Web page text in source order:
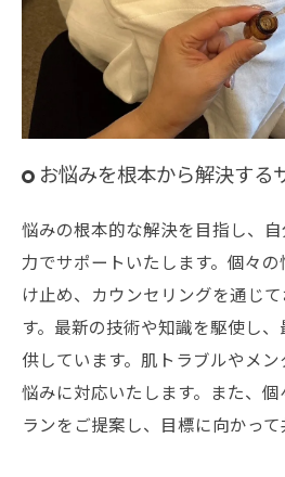
お悩みを根本から解決する
悩みの根本的な解決を目指し、
力でサポートいたします。個々
け止め、カウンセリングを通じ
す。最新の技術や知識を駆使し
供しています。肌トラブルやメ
悩みに対応いたします。また、
ランをご提案し、目標に向かって